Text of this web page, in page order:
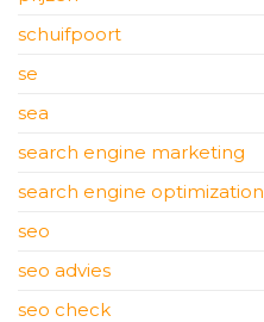
schuifpoort
se
sea
search engine marketing
search engine optimization
seo
seo advies
seo check